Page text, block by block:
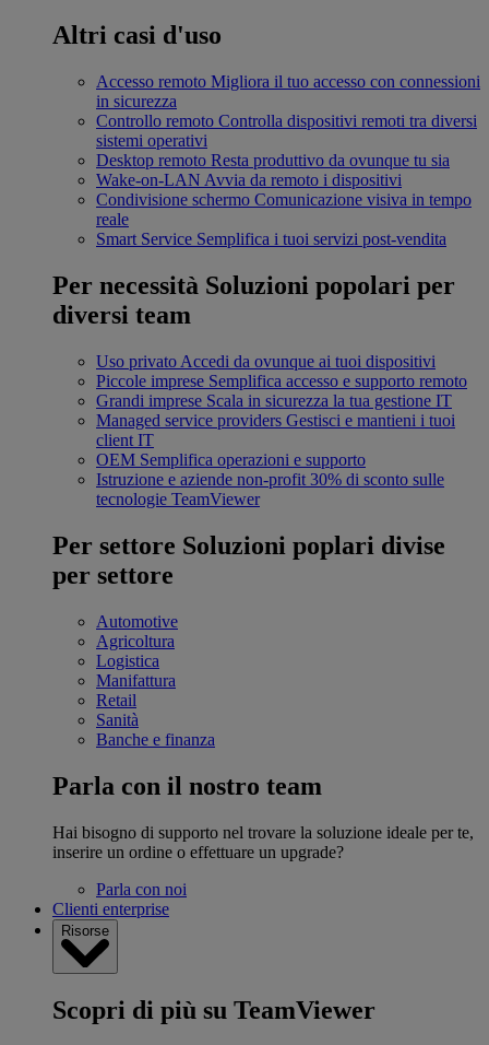
Altri casi d'uso
Accesso remoto Migliora il tuo accesso con connessioni
in sicurezza
Controllo remoto Controlla dispositivi remoti tra diversi
sistemi operativi
Desktop remoto Resta produttivo da ovunque tu sia
Wake-on-LAN Avvia da remoto i dispositivi
Condivisione schermo Comunicazione visiva in tempo
reale
Smart Service Semplifica i tuoi servizi post-vendita
Per necessità Soluzioni popolari per
diversi team
Uso privato Accedi da ovunque ai tuoi dispositivi
Piccole imprese Semplifica accesso e supporto remoto
Grandi imprese Scala in sicurezza la tua gestione IT
Managed service providers Gestisci e mantieni i tuoi
client IT
OEM Semplifica operazioni e supporto
Istruzione e aziende non-profit 30% di sconto sulle
tecnologie TeamViewer
Per settore Soluzioni poplari divise
per settore
Automotive
Agricoltura
Logistica
Manifattura
Retail
Sanità
Banche e finanza
Parla con il nostro team
Hai bisogno di supporto nel trovare la soluzione ideale per te,
inserire un ordine o effettuare un upgrade?
Parla con noi
Clienti enterprise
Risorse
Scopri di più su TeamViewer